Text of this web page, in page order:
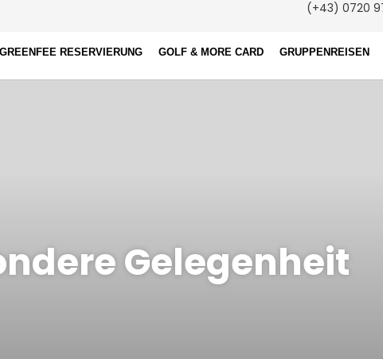
GREENFEE RESERVIERUNG GOLF & MORE CARD GRUPPENREISEN
(+43) 0720
Gelegenheit